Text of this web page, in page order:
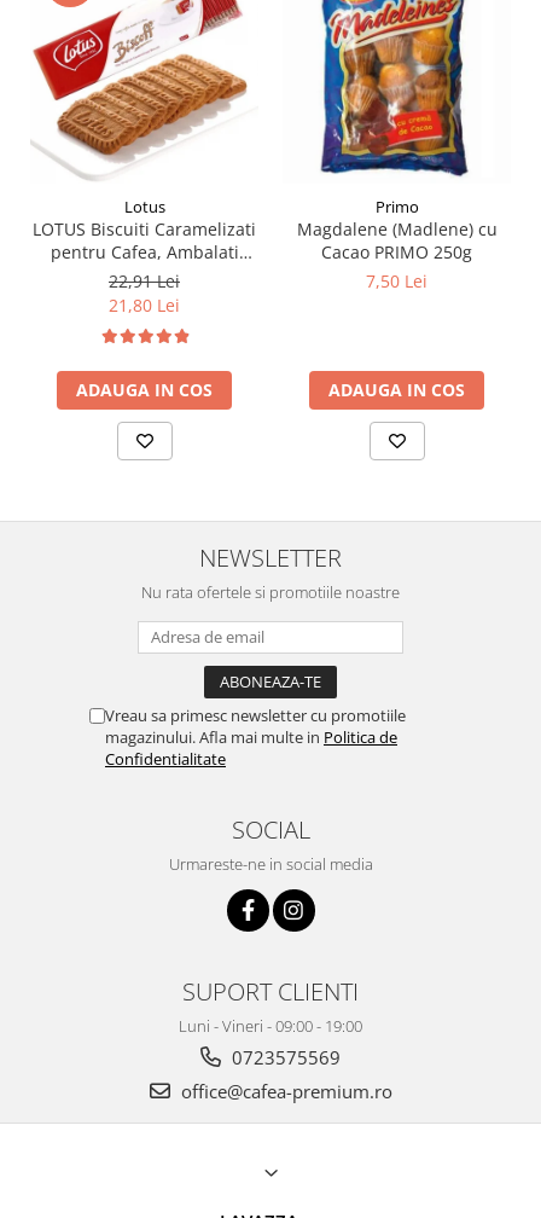
Lotus
LOTUS Biscuiti Caramelizati
pentru Cafea, Ambalati
Individual 50buc 312.5g
22,91 Lei
21,80 Lei
ADAUGA IN COS
Primo
Magdalene (Madlene) cu
Cacao PRIMO 250g
7,50 Lei
ADAUGA IN COS
NEWSLETTER
Nu rata ofertele si promotiile noastre
Vreau sa primesc newsletter cu promotiile
magazinului. Afla mai multe in Politica de
Confidentialitate
SOCIAL
Urmareste-ne in social media
SUPORT CLIENTI
Luni - Vineri - 09:00 - 19:00
0723575569
office@cafea-premium.ro